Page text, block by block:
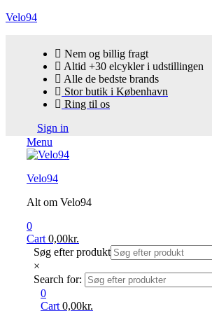
Velo94
Nem og billig fragt
Altid +30 elcykler i udstillingen
Alle de bedste brands
Stor butik i København
Ring til os
Sign in
Menu
Velo94
Alt om Velo94
0
Cart 0,00kr.
Søg efter produkt
×
Search for:
0
Cart 0,00kr.